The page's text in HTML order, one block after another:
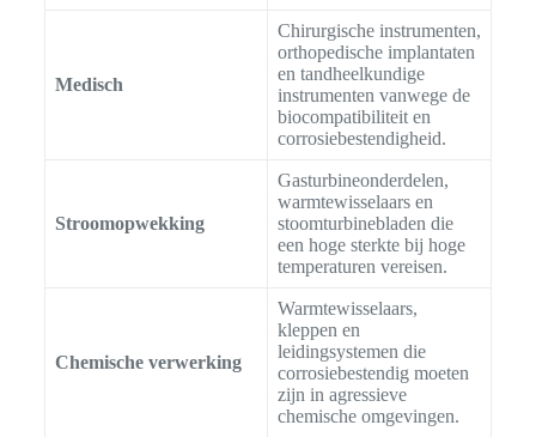
Medisch
Chirurgische instrumenten,
orthopedische implantaten
en tandheelkundige
instrumenten vanwege de
biocompatibiliteit en
corrosiebestendigheid.
Stroomopwekking
Gasturbineonderdelen,
warmtewisselaars en
stoomturbinebladen die
een hoge sterkte bij hoge
temperaturen vereisen.
Chemische verwerking
Warmtewisselaars,
kleppen en
leidingsystemen die
corrosiebestendig moeten
zijn in agressieve
chemische omgevingen.